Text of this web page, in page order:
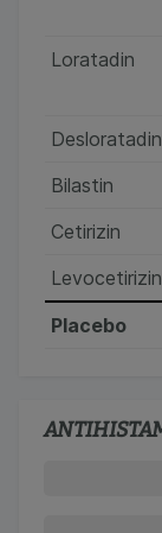
Loratadin
Desloratadin
Bilastin
Cetirizin
Levocetirizin
Placebo